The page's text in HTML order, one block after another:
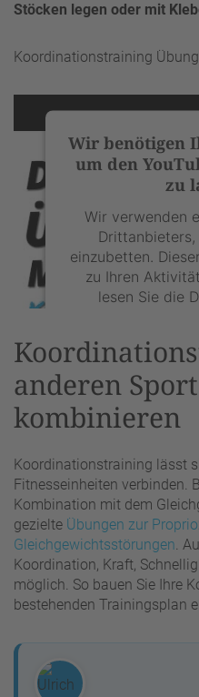
Stöcken legen oder mit
Koordinationstraining
Wir benötigen
um den
zu
Wir verwenden
einzubetten.
zu Ihren
lesen Sie die
Mehr
powered by
Management
anderen
kombinieren
Koordinationstraining lässt
Fitnesseinheiten verbinden.
Kombination mit dem
gezielte Übungen zur
Gleichgewichtsstörungen.
Koordination, Kraft,
möglich. So bauen Sie Ihre
bestehenden Trainingsplan